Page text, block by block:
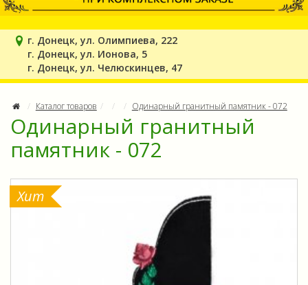
г. Донецк, ул. Олимпиева, 222
г. Донецк, ул. Ионова, 5
г. Донецк, ул. Челюскинцев, 47
Каталог товаров Одинарный гранитный памятник - 072
Одинарный гранитный
памятник - 072
Хит